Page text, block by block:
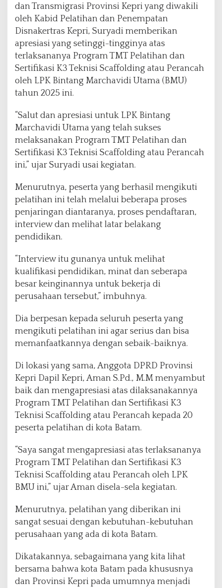
a
P
e
r
a
c
a
dan Transmigrasi Provinsi Kepri yang diwakili
oleh Kabid Pelatihan dan Penempatan
Disnakertras Kepri, Suryadi memberikan
apresiasi yang setinggi-tingginya atas
terlaksananya Program TMT Pelatihan dan
Sertifikasi K3 Teknisi Scaffolding atau Perancah
oleh LPK Bintang Marchavidi Utama (BMU)
tahun 2025 ini.
“Salut dan apresiasi untuk LPK Bintang
Marchavidi Utama yang telah sukses
melaksanakan Program TMT Pelatihan dan
Sertifikasi K3 Teknisi Scaffolding atau Perancah
ini,” ujar Suryadi usai kegiatan.
Menurutnya, peserta yang berhasil mengikuti
pelatihan ini telah melalui beberapa proses
penjaringan diantaranya, proses pendaftaran,
interview dan melihat latar belakang
pendidikan.
“Interview itu gunanya untuk melihat
kualifikasi pendidikan, minat dan seberapa
besar keinginannya untuk bekerja di
perusahaan tersebut,” imbuhnya.
Dia berpesan kepada seluruh peserta yang
mengikuti pelatihan ini agar serius dan bisa
memanfaatkannya dengan sebaik-baiknya.
Di lokasi yang sama, Anggota DPRD Provinsi
Kepri Dapil Kepri, Aman S.Pd., M.M menyambut
baik dan mengapresiasi atas dilaksanakannya
Program TMT Pelatihan dan Sertifikasi K3
Teknisi Scaffolding atau Perancah kepada 20
peserta pelatihan di kota Batam.
“Saya sangat mengapresiasi atas terlaksananya
Program TMT Pelatihan dan Sertifikasi K3
Teknisi Scaffolding atau Perancah oleh LPK
BMU ini,” ujar Aman disela-sela kegiatan.
Menurutnya, pelatihan yang diberikan ini
sangat sesuai dengan kebutuhan-kebutuhan
perusahaan yang ada di kota Batam.
Dikatakannya, sebagaimana yang kita lihat
bersama bahwa kota Batam pada khususnya
dan Provinsi Kepri pada umumnya menjadi